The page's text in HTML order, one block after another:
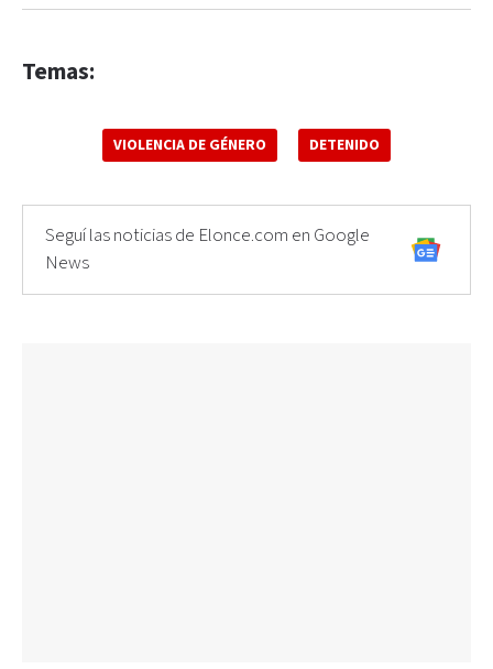
Temas:
VIOLENCIA DE GÉNERO DETENIDO
Seguí las noticias de Elonce.com en Google
News